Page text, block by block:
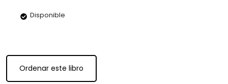
Disponible
Ordenar este libro